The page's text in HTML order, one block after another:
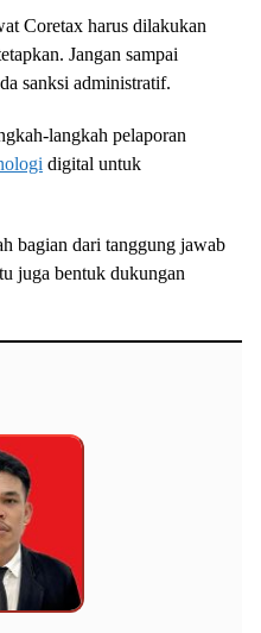
Coretax harus dilakukan
Jangan sampai
sanksi administratif.
langkah pelaporan
digital untuk
bagian dari tanggung jawab
juga bentuk dukungan